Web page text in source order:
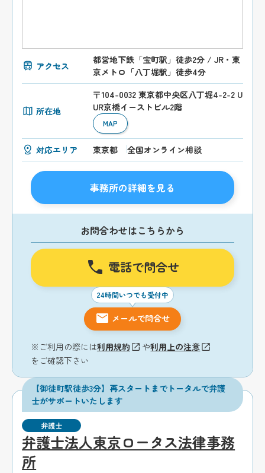
アクセス
都営地下鉄「宝町駅」徒歩2分 / JR・東
京メトロ「八丁堀駅」徒歩4分
所在地
〒104-0032 東京都中央区八丁堀4-2-2 U
UR京橋イーストビル2階
MAP
対応エリア 東京都 全国オンライン相談
事務所の詳細を見る
お問合わせはこちらから
電話で問合せ
24時間いつでも受付中
メールで問合せ
※ご利用の際には利用規約 や利用上の注意
をご確認下さい
【御徒町駅徒歩3分】再スタートまでトータルで弁護
士がサポートいたします
弁護士
弁護士法人東京ロータス法律事務
所